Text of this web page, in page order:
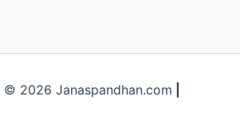
2026 Janaspandhan.com